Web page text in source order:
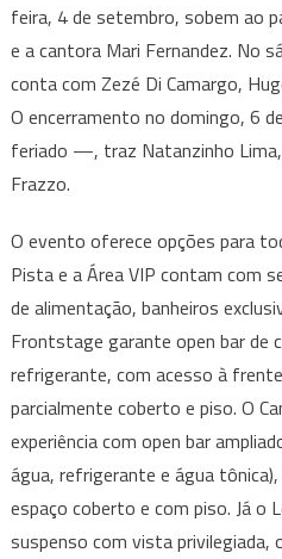
feira, 4 de setembro, sobem ao
e a cantora Mari Fernandez. No
conta com Zezé Di Camargo,
O encerramento no domingo, 6
feriado —, traz Natanzinho Lima,
Frazzo.
O evento oferece opções para
Pista e a Área VIP contam com
de alimentação, banheiros
Frontstage garante open bar de
refrigerante, com acesso à
parcialmente coberto e piso. O
experiência com open bar
água, refrigerante e água
espaço coberto e com piso. Já o
suspenso com vista privilegiada,